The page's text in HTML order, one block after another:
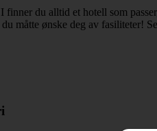
finner du alltid et hotell som
måtte ønske deg av fasiliteter!